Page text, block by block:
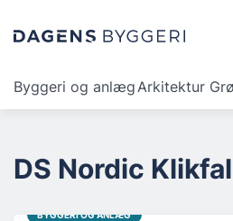
Byggeri og anlægArkitektur
DS Nordic
BYGGERI OG ANLÆG